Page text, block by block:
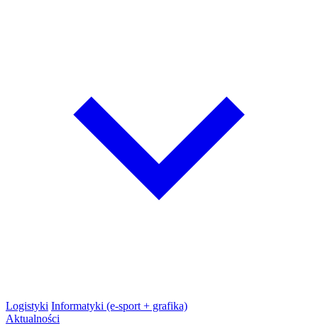
Logistyki Informatyki (e-sport + grafika)
Aktualności